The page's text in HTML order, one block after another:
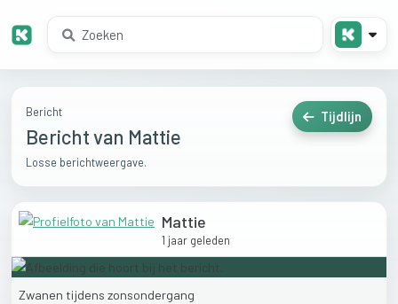
Bericht
Bericht van Mattie
Losse berichtweergave.
Tijdlijn
Mattie
1 jaar geleden
Zwanen tijdens zonsondergang